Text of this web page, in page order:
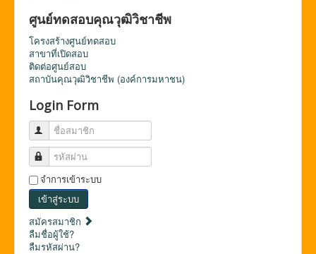
ศูนย์ทดสอบคุณวุฒิวิชาชีพ
โครงสร้างศูนย์ทดสอบ
สาขาที่เปิดสอบ
ติดต่อศูนย์สอบ
สถาบันคุณวุฒิวิชาชีพ (องค์การมหาชน)
Login Form
ชื่อสมาชิก
รหัสผ่าน
จำการเข้าระบบ
เข้าสู่ระบบ
สมัครสมาชิก
ลืมชื่อผู้ใช้?
ลืมรหัสผ่าน?